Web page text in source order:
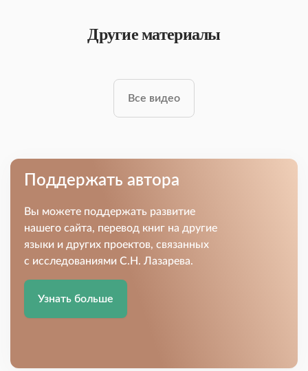
Другие материалы
Все видео
Поддержать автора
Вы можете поддержать развитие
нашего сайта, перевод книг на другие
языки и других проектов, связанных
с исследованиями С.Н. Лазарева.
Узнать больше